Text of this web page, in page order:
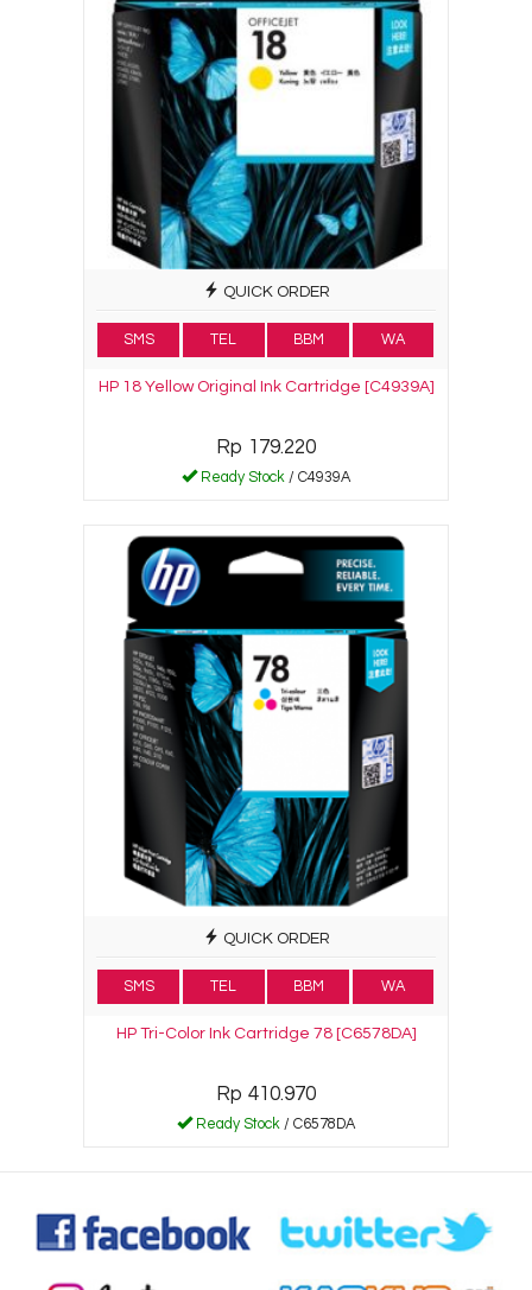
QUICK ORDER
SMS TEL BBM WA
HP 18 Yellow Original Ink Cartridge [C4939A]
Rp 179.220
Ready Stock / C4939A
QUICK ORDER
SMS TEL BBM WA
HP Tri-Color Ink Cartridge 78 [C6578DA]
Rp 410.970
Ready Stock / C6578DA